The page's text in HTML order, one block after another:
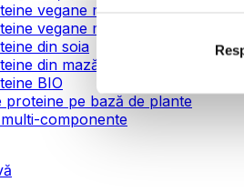
vegane mono-componente
vegane multi-componente
din soia
din mazăre
BIO
proteine pe bază de plante
componente